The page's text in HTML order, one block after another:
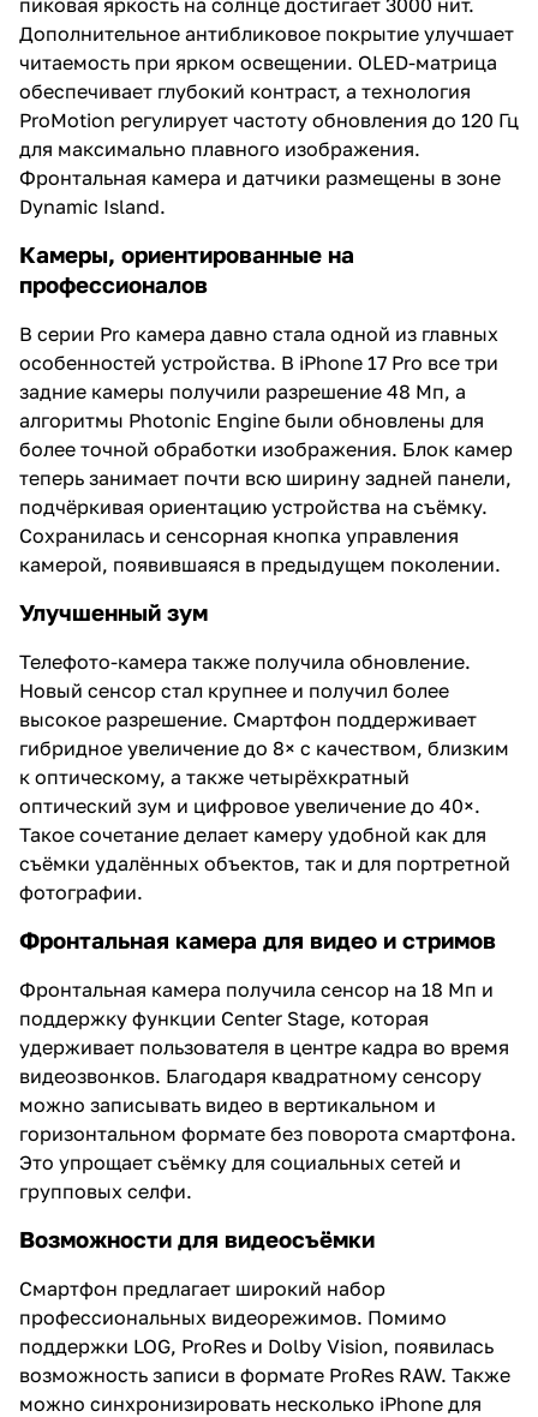
Дополнительное антибликовое покрытие улучшает
читаемость при ярком освещении. OLED-матрица
обеспечивает глубокий контраст, а технология
ProMotion регулирует частоту обновления до 120 Гц
для максимально плавного изображения.
Фронтальная камера и датчики размещены в зоне
Dynamic Island.
Камеры, ориентированные на
профессионалов
В серии Pro камера давно стала одной из главных
особенностей устройства. В iPhone 17 Pro все три
задние камеры получили разрешение 48 Мп, а
алгоритмы Photonic Engine были обновлены для
более точной обработки изображения. Блок камер
теперь занимает почти всю ширину задней панели,
подчёркивая ориентацию устройства на съёмку.
Сохранилась и сенсорная кнопка управления
камерой, появившаяся в предыдущем поколении.
Улучшенный зум
Телефото-камера также получила обновление.
Новый сенсор стал крупнее и получил более
высокое разрешение. Смартфон поддерживает
гибридное увеличение до 8× с качеством, близким
к оптическому, а также четырёхкратный
оптический зум и цифровое увеличение до 40×.
Такое сочетание делает камеру удобной как для
съёмки удалённых объектов, так и для портретной
фотографии.
Фронтальная камера для видео и стримов
Фронтальная камера получила сенсор на 18 Мп и
поддержку функции Center Stage, которая
удерживает пользователя в центре кадра во время
видеозвонков. Благодаря квадратному сенсору
можно записывать видео в вертикальном и
горизонтальном формате без поворота смартфона.
Это упрощает съёмку для социальных сетей и
групповых селфи.
Возможности для видеосъёмки
Смартфон предлагает широкий набор
профессиональных видеорежимов. Помимо
поддержки LOG, ProRes и Dolby Vision, появилась
возможность записи в формате ProRes RAW. Также
можно синхронизировать несколько iPhone для